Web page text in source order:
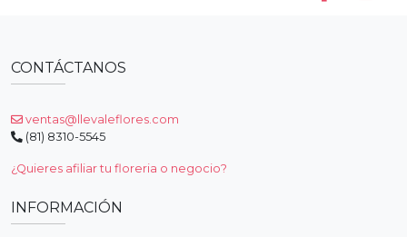
CONTÁCTANOS
ventas@llevaleflores.com
(81) 8310-5545
¿Quieres afiliar tu floreria o negocio?
INFORMACIÓN